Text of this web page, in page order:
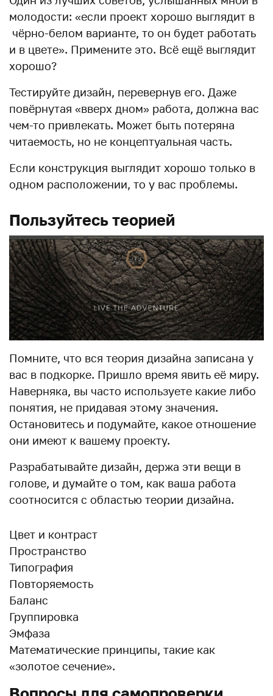
молодости: «если проект хорошо выглядит в
чёрно-белом варианте, то он будет работать
и в цвете». Примените это. Всё ещё выглядит
хорошо?
Тестируйте дизайн, перевернув его. Даже
повёрнутая «вверх дном» работа, должна вас
чем-то привлекать. Может быть потеряна
читаемость, но не концептуальная часть.
Если конструкция выглядит хорошо только в
одном расположении, то у вас проблемы.
Пользуйтесь теорией
Помните, что вся теория дизайна записана у
вас в подкорке. Пришло время явить её миру.
Наверняка, вы часто используете какие либо
понятия, не придавая этому значения.
Остановитесь и подумайте, какое отношение
они имеют к вашему проекту.
Разрабатывайте дизайн, держа эти вещи в
голове, и думайте о том, как ваша работа
соотносится с областью теории дизайна.
Цвет и контраст
Пространство
Типография
Повторяемость
Баланс
Группировка
Эмфаза
Математические принципы, такие как
«золотое сечение».